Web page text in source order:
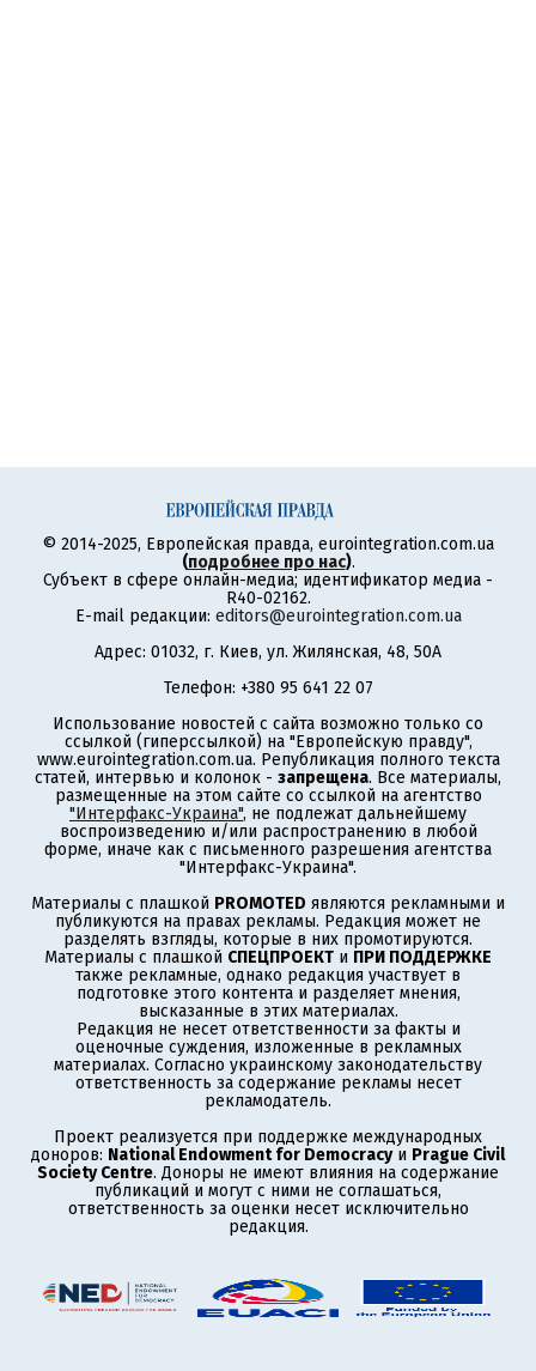
© 2014-2025, Европейская правда, eurointegration.com.ua
(подробнее про нас).
Субъект в сфере онлайн-медиа; идентификатор медиа -
R40-02162.
E-mail редакции: editors@eurointegration.com.ua
Адрес: 01032, г. Киев, ул. Жилянская, 48, 50А
Телефон: +380 95 641 22 07
Использование новостей с сайта возможно только со
ссылкой (гиперссылкой) на "Европейскую правду",
www.eurointegration.com.ua. Републикация полного текста
статей, интервью и колонок - запрещена. Все материалы,
размещенные на этом сайте со ссылкой на агентство
"Интерфакс-Украина", не подлежат дальнейшему
воспроизведению и/или распространению в любой
форме, иначе как с письменного разрешения агентства
"Интерфакс-Украина".
Материалы с плашкой PROMOTED являются рекламными и
публикуются на правах рекламы. Редакция может не
разделять взгляды, которые в них промотируются.
Материалы с плашкой СПЕЦПРОЕКТ и ПРИ ПОДДЕРЖКЕ
также рекламные, однако редакция участвует в
подготовке этого контента и разделяет мнения,
высказанные в этих материалах.
Редакция не несет ответственности за факты и
оценочные суждения, изложенные в рекламных
материалах. Согласно украинскому законодательству
ответственность за содержание рекламы несет
рекламодатель.
Проект реализуется при поддержке международных
доноров: National Endowment for Democracyи Prague Civil
Society Centre. Доноры не имеют влияния на содержание
публикаций и могут с ними не соглашаться,
ответственность за оценки несет исключительно
редакция.